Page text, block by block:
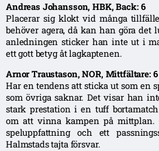
Andreas Johansson, HBK, Back: 6
Placerar sig klokt vid många
behöver agera, då kan han göra det
anledningen sticker han inte ut i
ett gott betyg åt lagkaptenen.
Arnor Traustason, NOR, Mittfältare: 6
Har en tendens att sticka ut som en
som övriga saknar. Det visar han
stark prestation i en tuff
om att vinna kampen på mittplan.
speluppfattning och ett
Halmstads tajta försvar.